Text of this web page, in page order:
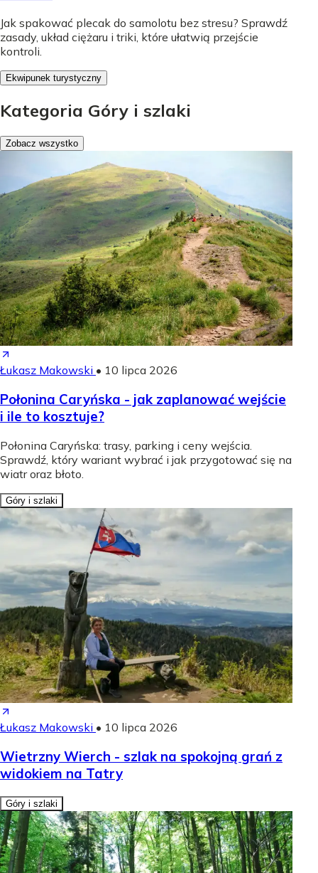
Jak spakować plecak do samolotu bez stresu? Sprawdź
zasady, układ ciężaru i triki, które ułatwią przejście
kontroli.
Ekwipunek turystyczny
Kategoria Góry i szlaki
Zobacz wszystko
Łukasz Makowski • 10 lipca 2026
Połonina Caryńska - jak zaplanować wejście
i ile to kosztuje?
Połonina Caryńska: trasy, parking i ceny wejścia.
Sprawdź, który wariant wybrać i jak przygotować się na
wiatr oraz błoto.
Góry i szlaki
Łukasz Makowski • 10 lipca 2026
Wietrzny Wierch - szlak na spokojną grań z
widokiem na Tatry
Góry i szlaki